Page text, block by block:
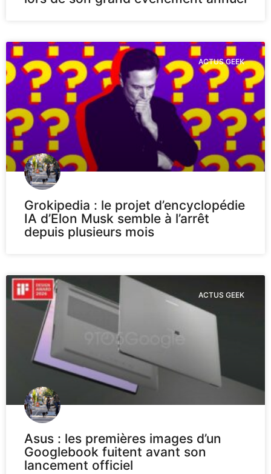
ACTUS GEEK
Grokipedia : le projet d’encyclopédie
IA d’Elon Musk semble à l’arrêt
depuis plusieurs mois
ACTUS GEEK
Asus : les premières images d’un
Googlebook fuitent avant son
lancement officiel